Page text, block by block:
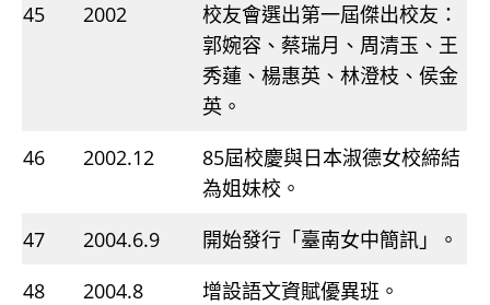
45
2002
校友會選出第一屆傑出校友：
郭婉容、蔡瑞月、周清玉、王
秀蓮、楊惠英、林澄枝、侯金
英。
46
2002.12
85屆校慶與日本淑德女校締結
為姐妹校。
47
2004.6.9
開始發行「臺南女中簡訊」。
48
2004.8
增設語文資賦優異班。